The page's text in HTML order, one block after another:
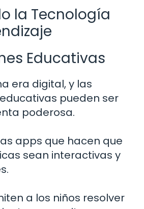
la Tecnología
Educativas
era digital, y las
pueden ser
poderosa.
apps que hacen que
sean interactivas y
a los niños resolver